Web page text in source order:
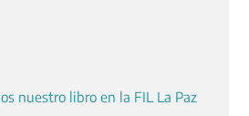
nuestro libro en la FIL La Paz